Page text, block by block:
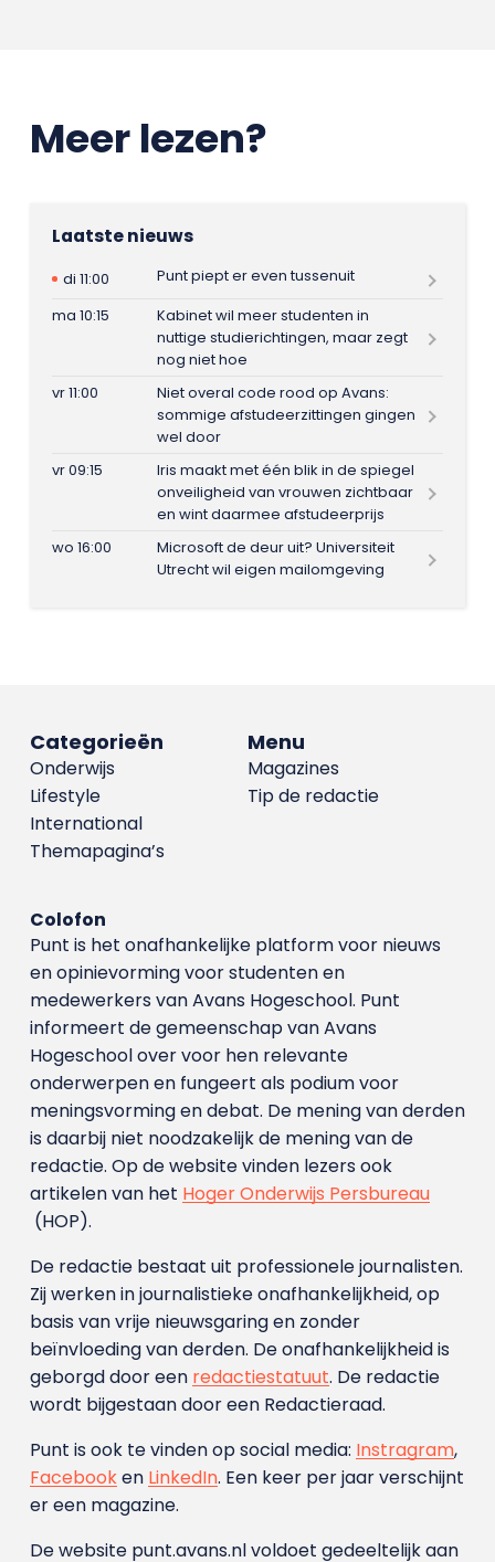
Meer lezen?
Laatste nieuws
di 11:00
Punt piept er even tussenuit
ma 10:15
Kabinet wil meer studenten in
nuttige studierichtingen, maar zegt
nog niet hoe
vr 11:00
Niet overal code rood op Avans:
sommige afstudeerzittingen gingen
wel door
vr 09:15
Iris maakt met één blik in de spiegel
onveiligheid van vrouwen zichtbaar
en wint daarmee afstudeerprijs
wo 16:00
Microsoft de deur uit? Universiteit
Utrecht wil eigen mailomgeving
Menu
Magazines
Tip de redactie
Categorieën
Onderwijs
Lifestyle
International
Themapagina’s
Colofon
Punt is het onafhankelijke platform voor nieuws
en opinievorming voor studenten en
medewerkers van Avans Hoge­school. Punt
informeert de gemeenschap van Avans
Hogeschool over voor hen relevante
onderwerpen en fungeert als podium voor
meningsvorming en debat. De mening van derden
is daarbij niet noodzakelijk de mening van de
redactie. Op de website vinden lezers ook
artikelen van het Hoger Onderwijs Persbureau
(HOP).
De redactie bestaat uit professionele journalisten.
Zij werken in journalistieke onafhankelijkheid, op
basis van vrije nieuwsgaring en zonder
beïnvloeding van derden. De onafhankelijkheid is
geborgd door een redactiestatuut. De redactie
wordt bijgestaan door een Redactieraad.
Punt is ook te vinden op social media: Instragram,
Facebooken LinkedIn. Een keer per jaar verschijnt
er een magazine.
De website punt.avans.nl voldoet gedeeltelijk aan